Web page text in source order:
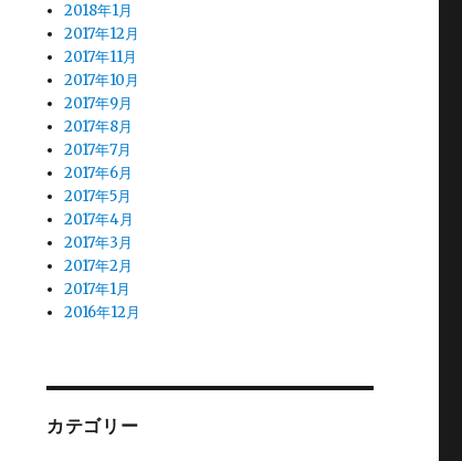
2018年1月
2017年12月
2017年11月
2017年10月
2017年9月
2017年8月
2017年7月
2017年6月
2017年5月
2017年4月
2017年3月
2017年2月
2017年1月
2016年12月
カテゴリー